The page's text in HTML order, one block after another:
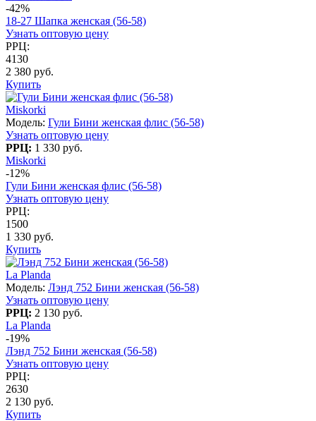
-42%
18-27 Шапка женская (56-58)
Узнать оптовую цену
РРЦ:
4130
2 380 руб.
Купить
Miskorki
Модель: Гули Бини женская флис (56-58)
Узнать оптовую цену
РРЦ: 1 330 руб.
Miskorki
-12%
Гули Бини женская флис (56-58)
Узнать оптовую цену
РРЦ:
1500
1 330 руб.
Купить
La Planda
Модель: Лэнд 752 Бини женская (56-58)
Узнать оптовую цену
РРЦ: 2 130 руб.
La Planda
-19%
Лэнд 752 Бини женская (56-58)
Узнать оптовую цену
РРЦ:
2630
2 130 руб.
Купить